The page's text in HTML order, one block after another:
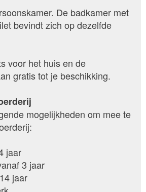
De badkamer met
bevindt zich op dezelfde
voor het huis en de
gratis tot je beschikking.
mogelijkheden om mee te
jaar
3 jaar
jaar